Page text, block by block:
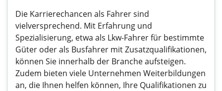
Die Karrierechancen als Fahrer sind
vielversprechend. Mit Erfahrung und
Spezialisierung, etwa als Lkw-Fahrer für bestimmte
Güter oder als Busfahrer mit Zusatzqualifikationen,
können Sie innerhalb der Branche aufsteigen.
Zudem bieten viele Unternehmen Weiterbildungen
an, die Ihnen helfen können, Ihre Qualifikationen zu